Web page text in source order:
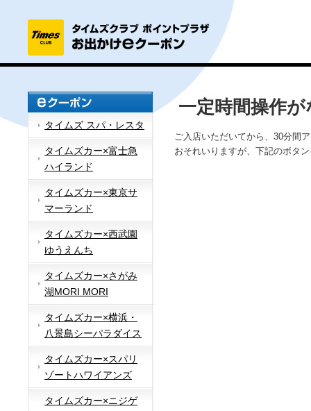
タイムズ スパ・レスタ
タイムズカー×富士急
ハイランド
タイムズカー×東京サ
マーランド
タイムズカー×西武園
ゆうえんち
タイムズカー×さがみ
湖MORI MORI
タイムズカー×横浜・
八景島シーパラダイス
タイムズカー×スパリ
ゾートハワイアンズ
タイムズカー×ニジゲ
一定時間操作
ご入店いただいてから、30分間
おそれいりますが、下記のボタ